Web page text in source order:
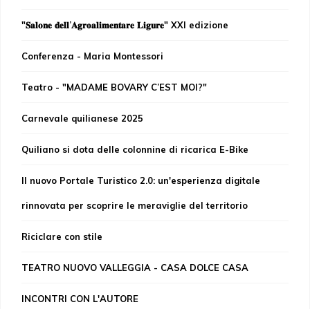
"𝐒𝐚𝐥𝐨𝐧𝐞 𝐝𝐞𝐥𝐥’𝐀𝐠𝐫𝐨𝐚𝐥𝐢𝐦𝐞𝐧𝐭𝐚𝐫𝐞 𝐋𝐢𝐠𝐮𝐫𝐞" XXI edizione
Conferenza - Maria Montessori
Teatro - "MADAME BOVARY C’EST MOI?"
Carnevale quilianese 2025
Quiliano si dota delle colonnine di ricarica E-Bike
Il nuovo Portale Turistico 2.0: un'esperienza digitale
rinnovata per scoprire le meraviglie del territorio
Riciclare con stile
TEATRO NUOVO VALLEGGIA - CASA DOLCE CASA
INCONTRI CON L'AUTORE